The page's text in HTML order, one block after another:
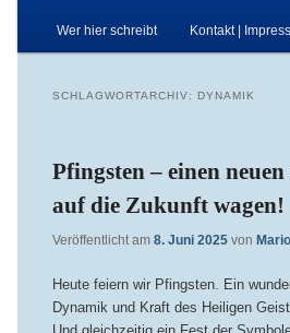
Wer hier schreibt Kontakt |
SCHLAGWORTARCHIV: DYNAMIK
Pfingsten – einen
auf die Zukunft wagen!
Veröffentlicht am 8. Juni 2025 von
Heute feiern wir Pfingsten. Ein
Dynamik und Kraft des Heiligen